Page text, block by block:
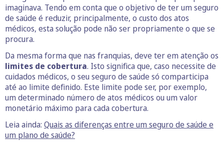
imaginava. Tendo em conta que o objetivo de ter um seguro
de saúde é reduzir, principalmente, o custo dos atos
médicos, esta solução pode não ser propriamente o que se
procura.
Da mesma forma que nas franquias, deve ter em atenção os
limites de cobertura. Isto significa que, caso necessite de
cuidados médicos, o seu seguro de saúde só comparticipa
até ao limite definido. Este limite pode ser, por exemplo,
um determinado número de atos médicos ou um valor
monetário máximo para cada cobertura.
Leia ainda: Quais as diferenças entre um seguro de saúde e
um plano de saúde?